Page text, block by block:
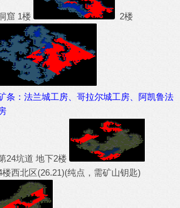
窟 1楼 2楼
条：法兰城工房、哥拉尔城工房、阿凯鲁法
24坑道 地下2楼
楼西北区(26.21)(纯点，需矿山钥匙)